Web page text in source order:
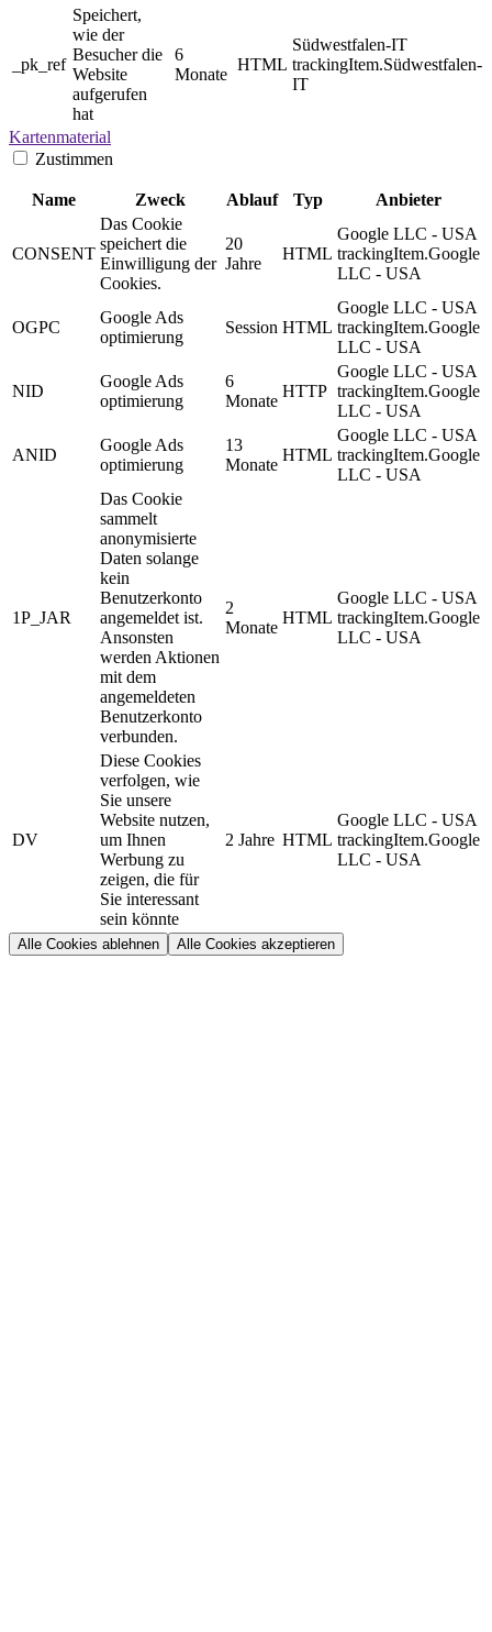
_pk_ref
Speichert,
wie der
Besucher die
Website
aufgerufen
hat
6
Monate
HTML
Südwestfalen-IT
trackingItem.Südwestfalen-
IT
Kartenmaterial
Zustimmen
Name Zweck Ablauf Typ Anbieter
CONSENT
Das Cookie
speichert die
Einwilligung der
Cookies.
20
Jahre
HTML
Google LLC - USA
trackingItem.Google
LLC - USA
OGPC
Google Ads
optimierung
Session HTML
Google LLC - USA
trackingItem.Google
LLC - USA
NID
Google Ads
optimierung
6
Monate
HTTP
Google LLC - USA
trackingItem.Google
LLC - USA
ANID
Google Ads
optimierung
13
Monate
HTML
Google LLC - USA
trackingItem.Google
LLC - USA
1P_JAR
Das Cookie
sammelt
anonymisierte
Daten solange
kein
Benutzerkonto
angemeldet ist.
Ansonsten
werden Aktionen
mit dem
angemeldeten
Benutzerkonto
verbunden.
2
Monate
HTML
Google LLC - USA
trackingItem.Google
LLC - USA
DV
Diese Cookies
verfolgen, wie
Sie unsere
Website nutzen,
um Ihnen
Werbung zu
zeigen, die für
Sie interessant
sein könnte
2 Jahre HTML
Google LLC - USA
trackingItem.Google
LLC - USA
Alle Cookies ablehnen Alle Cookies akzeptieren